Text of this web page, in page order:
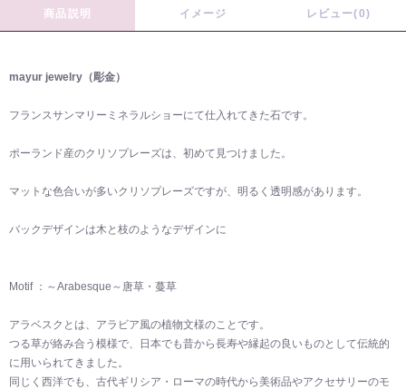
商品説明 イメージ レビュー(0)
mayur jewelry（彫金）
フランスサンマリーミネラルショーにて仕入れてきた石です。
ポーランド産のクリソプレーズは、初めて見つけました。
マットな色合いが多いクリソプレーズですが、明るく透明感があります。
バックデザインは木と枝のようなデザインに
Motif ：～Arabesque～唐草・蔓草
アラベスクとは、アラビア風の植物文様のことです。
つる草が絡み合う模様で、日本でも昔から長寿や縁起の良いものとして伝統的
に用いられてきました。
同じく西洋でも、古代ギリシア・ローマの時代から美術品やアクセサリーのモ